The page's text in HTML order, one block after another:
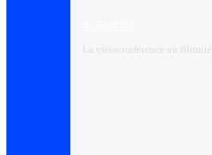
La visioconférence en illimité